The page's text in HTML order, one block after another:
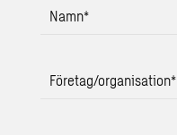
Namn*
Företag/organisation*